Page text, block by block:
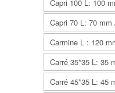
Capri 100 L: 100
Capri 70 L: 70 mm
Carmine L : 120
Carré 35*35 L: 35
Carré 45*35 L: 45